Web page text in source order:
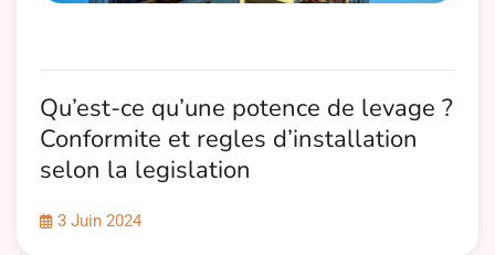
Qu’est-ce qu’une potence de levage ?
Conformite et regles d’installation
selon la legislation
3 Juin 2024